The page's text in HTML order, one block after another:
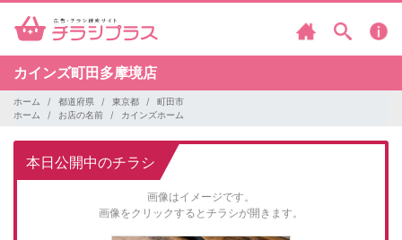
カインズ町田多摩境店
ホーム 都道府県 東京都
町田市
ホーム
お店の名前 カインズホーム
本日公開中のチラシ
画像はイメージです。
画像をクリックするとチラシが開きます。